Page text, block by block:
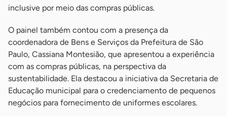
inclusive por meio das compras públicas.
O painel também contou com a presença da
coordenadora de Bens e Serviços da Prefeitura de São
Paulo, Cassiana Montesião, que apresentou a experiência
com as compras públicas, na perspectiva da
sustentabilidade. Ela destacou a iniciativa da Secretaria de
Educação municipal para o credenciamento de pequenos
negócios para fornecimento de uniformes escolares.